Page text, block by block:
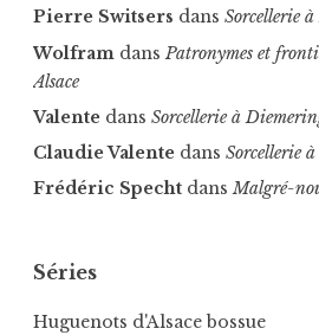
t
r
f
o
r
Pierre Switsers dans Sorcellerie
Wolfram dans Patronymes et
Alsace
Valente dans Sorcellerie à
Claudie Valente dans Sorcellerie
Frédéric Specht dansMalgré-
Séries
Huguenots d'Alsace bossue